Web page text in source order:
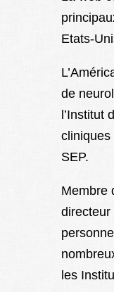
Etats-
de
cliniques
SEP.
Membre
directeur
les